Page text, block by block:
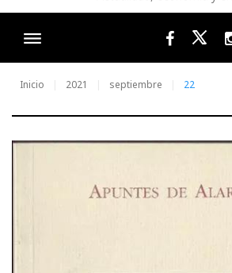
Facebook
Inicio 2021 septiembre 22
Día:
de